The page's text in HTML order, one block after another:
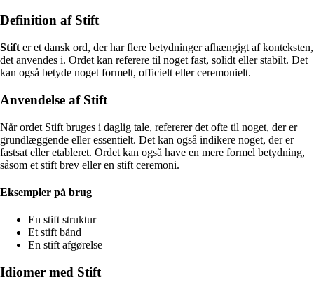
Definition af Stift
Stift er et dansk ord, der har flere betydninger afhængigt af konteksten,
det anvendes i. Ordet kan referere til noget fast, solidt eller stabilt. Det
kan også betyde noget formelt, officielt eller ceremonielt.
Anvendelse af Stift
Når ordet Stift bruges i daglig tale, refererer det ofte til noget, der er
grundlæggende eller essentielt. Det kan også indikere noget, der er
fastsat eller etableret. Ordet kan også have en mere formel betydning,
såsom et stift brev eller en stift ceremoni.
Eksempler på brug
En stift struktur
Et stift bånd
En stift afgørelse
Idiomer med Stift